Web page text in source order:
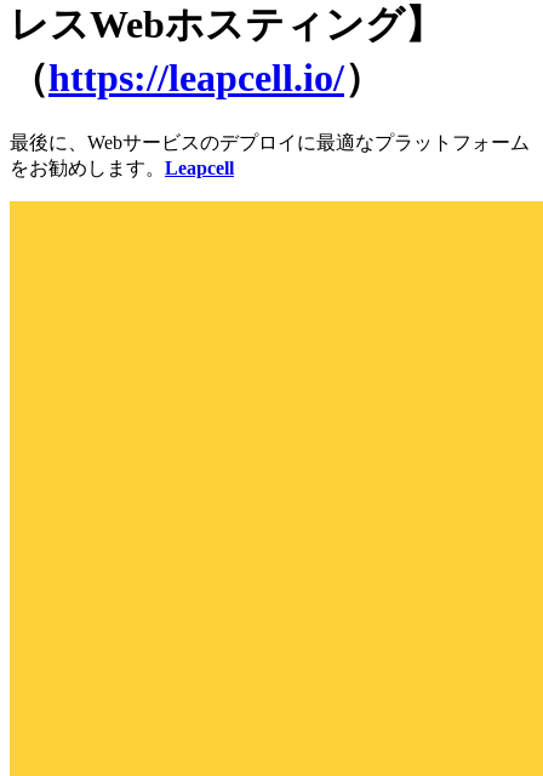
レスWebホスティング】
（https://leapcell.io/）
最後に、Webサービスのデプロイに最適なプラットフォーム
をお勧めします。 Leapcell